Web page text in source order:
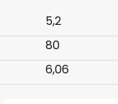
5,2
80
6,06